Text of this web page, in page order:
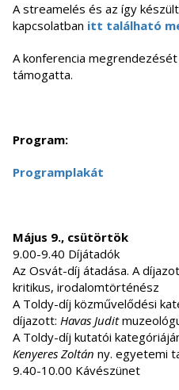
A streamelés és az így
kapcsolatban itt található
A konferencia
támogatta.
Program:
Programplakát
Május 9., csütörtök
9.00-9.40 Díjátadók
Az Osvát-díj átadása. A
kritikus, irodalomtörténész
A Toldy-díj közművelődési
díjazott: Havas Judit
A Toldy-díj kutatói
Kenyeres Zoltán ny. egyetemi
9.40-10.00 Kávészünet